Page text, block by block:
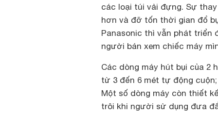
các loại túi vải đựng. Sự
hơn và đỡ tốn thời gian đổ
Panasonic thì vẫn phát triển
người bán xem chiếc máy
Các dòng máy hút bụi của 2
từ 3 đến 6 mét tự động
Một số dòng máy còn thiết
trôi khi người sử dụng đưa